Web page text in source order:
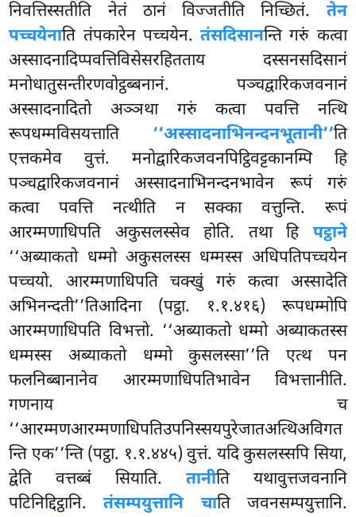
निवत्तिस्सतीति नेतं ठानं विज्जतीति निच्छितं. तेन
पच्चयेनाति तंपकारेन पच्चयेन.तंसदिसानन्ति गरुं कत्वा
अस्सादनादिप्पवत्तिविसेसरहितताय दस्सनसदिसानं
मनोधातुसन्तीरणवोट्ठब्बनानं. पञ्चद्वारिकजवनानं
अस्सादनादितो अञ्ञथा गरुं कत्वा पवत्ति नत्थि
रूपधम्मविसयत्ताति ‘‘अस्सादनाभिनन्दनभूतानी’’ति
एत्तकमेव वुत्तं. मनोद्वारिकजवनपिट्ठिवट्टकानम्पि हि
पञ्चद्वारिकजवनानं अस्सादनाभिनन्दनभावेन रूपं गरुं
कत्वा पवत्ति नत्थीति न सक्का वत्तुन्ति. रूपं
आरम्मणाधिपति अकुसलस्सेव होति. तथा हि पट्ठाने
‘‘अब्याकतो धम्मो अकुसलस्स धम्मस्स अधिपतिपच्चयेन
पच्चयो. आरम्मणाधिपति चक्खुं गरुं कत्वा अस्सादेति
अभिनन्दती’’तिआदिना (पट्ठा. १.१.४१६) रूपधम्मोपि
आरम्मणाधिपति विभत्तो. ‘‘अब्याकतो धम्मो अब्याकतस्स
धम्मस्स अब्याकतो धम्मो कुसलस्सा’’ति एत्थ पन
फलनिब्बानानेव आरम्मणाधिपतिभावेन विभत्तानीति.
गणनाय च
‘‘आरम्मणआरम्मणाधिपतिउपनिस्सयपुरेजातअत्थिअविगत
न्ति एक’’न्ति (पट्ठा. १.१.४४५) वुत्तं. यदि कुसलस्सपि सिया,
द्वेति वत्तब्बं सियाति. तानीति यथावुत्तजवनानि
पटिनिद्दिट्ठानि.तंसम्पयुत्तानि चाति जवनसम्पयुत्तानि.